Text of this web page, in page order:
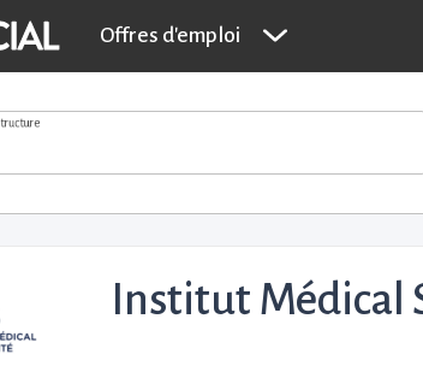
Offres d'emploi
Institut Médical